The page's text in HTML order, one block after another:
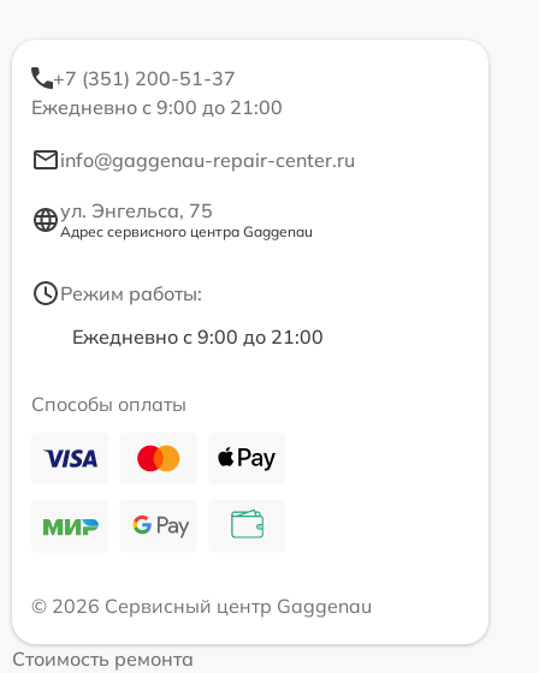
+7 (351) 200-51-37
Ежедневно с 9:00 до 21:00
info@gaggenau-repair-center.ru
ул. Энгельса, 75
Адрес сервисного центра Gaggenau
Режим работы:
Ежедневно с 9:00 до 21:00
Способы оплаты
© 2026 Сервисный центр Gaggenau
Стоимость ремонта